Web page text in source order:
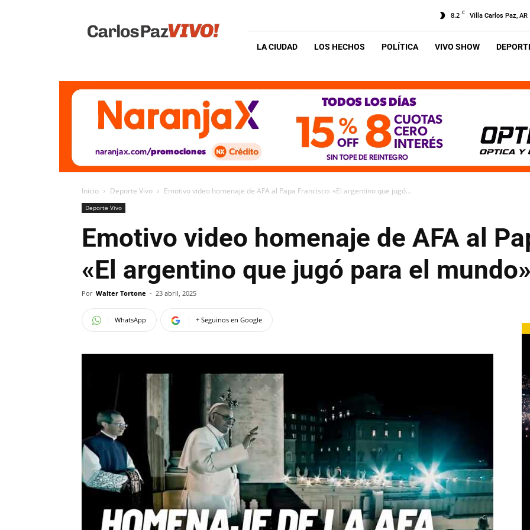
Vivo
8.2 C Villa Carlos Paz, AR
LA CIUDAD LOS HECHOS POLÍTICA VIVO SHOW
Inicio Deporte Vivo Emotivo video homenaje de AFA al Papa Francisco: «El argentino que jugó...
Deporte Vivo
Emotivo video homenaje de AFA al
«El argentino que jugó para el
Por Walter Tortone - 23 abril, 2025
WhatsApp + Seguinos en Google